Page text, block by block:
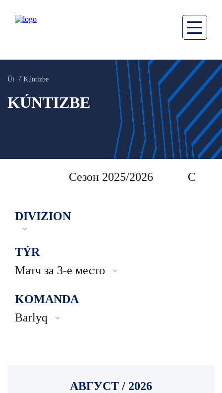
Üi Kúntizbe
KÚNTIZBE
Сезон 2025/2026 Сезон
DIVIZION
TÝR
Матч за 3-е место
KOMANDA
Barlyq
АВГУСТ / 2026